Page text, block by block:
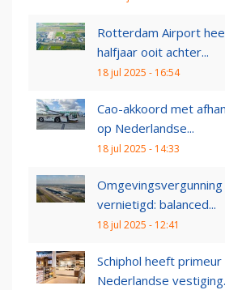
Rotterdam Airport
halfjaar ooit achter...
18 jul 2025 - 16:54
Cao-akkoord met
op Nederlandse...
18 jul 2025 - 14:33
vernietigd: balanced...
18 jul 2025 - 12:41
Schiphol heeft
Nederlandse